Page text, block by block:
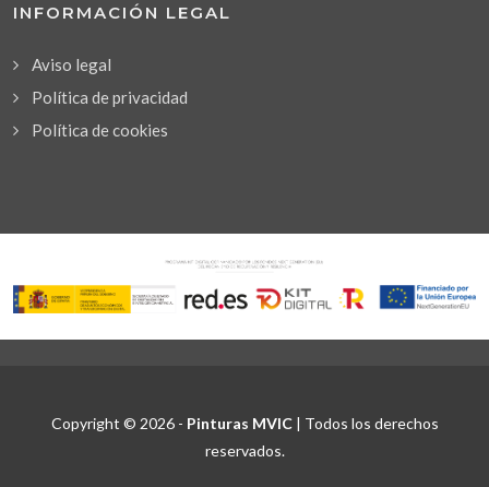
INFORMACIÓN LEGAL
Aviso legal
Política de privacidad
Política de cookies
Copyright © 2026 - Pinturas MVIC| Todos los derechos
reservados.